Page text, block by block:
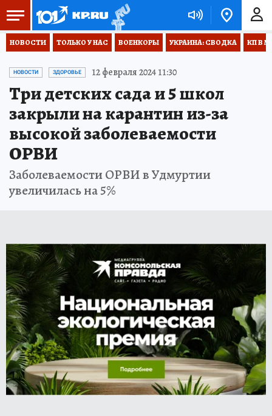
НОВОСТИ ТОЛЬКО У НАС ВОЕНКОРЫ УКРАИНА: СВОДКА КП В
НОВОСТИ ЗДОРОВЬЕ 12 февраля 2024 11:30
Три детских сада и 5 школ
закрыли на карантин из-за
высокой заболеваемости
ОРВИ
Заболеваемости ОРВИ в Удмуртии
увеличилась на 5%